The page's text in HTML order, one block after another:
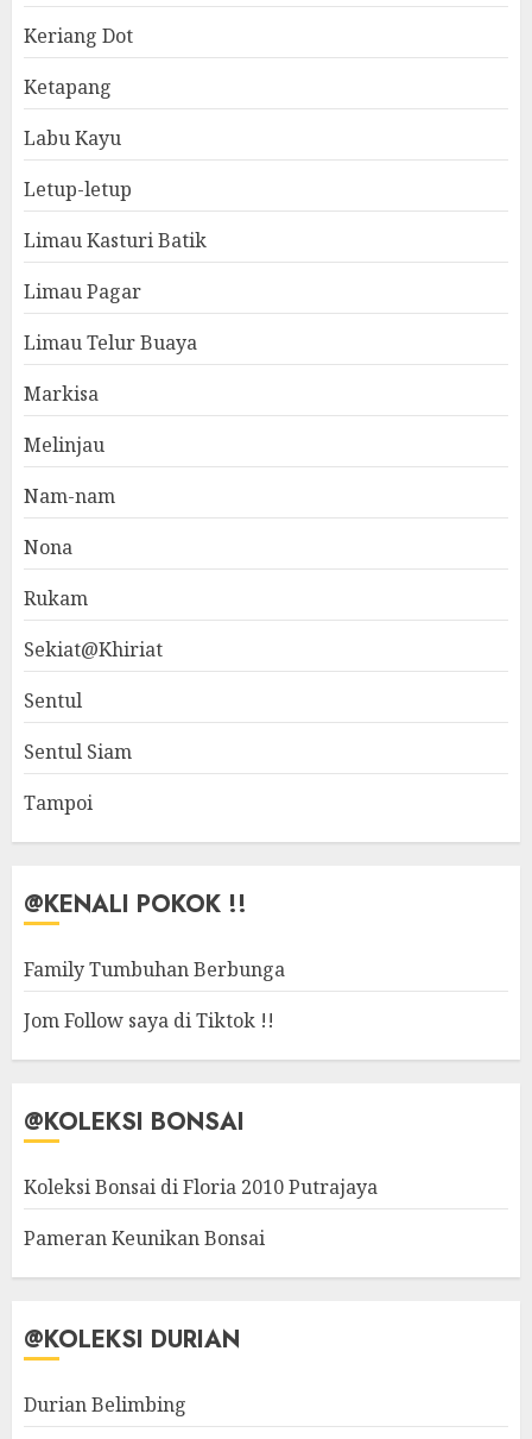
Keriang Dot
Ketapang
Labu Kayu
Letup-letup
Limau Kasturi Batik
Limau Pagar
Limau Telur Buaya
Markisa
Melinjau
Nam-nam
Nona
Rukam
Sekiat@Khiriat
Sentul
Sentul Siam
Tampoi
@KENALI POKOK !!
Family Tumbuhan Berbunga
Jom Follow saya di Tiktok !!
@KOLEKSI BONSAI
Koleksi Bonsai di Floria 2010 Putrajaya
Pameran Keunikan Bonsai
@KOLEKSI DURIAN
Durian Belimbing